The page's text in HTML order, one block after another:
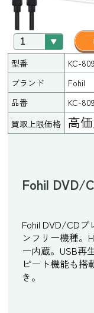
型番
KC-809
ブランド
Fohil
品番
KC-809
買取上限価格
高
Fohil DVD/
Fohil DVD/CDプ
ンフリー機種。
ー内蔵。USB再
ピート機能も搭
き。